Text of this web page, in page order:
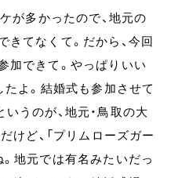
が多かったので、地元の
てなくて。だから、今回
加できて。やっぱりいい
たよ。結婚式も参加させて
うのが、地元・鳥取の大
けど、「プリムローズガー
地元では有名みたいだっ